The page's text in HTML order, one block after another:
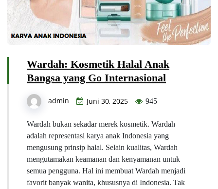
Wardah: Kosmetik Halal Anak
Bangsa yang Go Internasional
admin Juni 30, 2025 945
Wardah bukan sekadar merek kosmetik. Wardah
adalah representasi karya anak Indonesia yang
mengusung prinsip halal. Selain kualitas, Wardah
mengutamakan keamanan dan kenyamanan untuk
semua pengguna. Hal ini membuat Wardah menjadi
favorit banyak wanita, khususnya di Indonesia. Tak